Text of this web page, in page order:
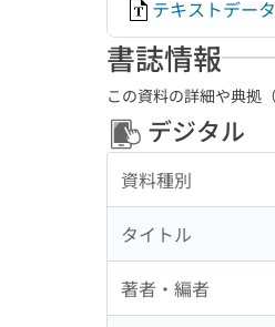
テキストデー
書誌情報
この資料の詳細や典拠
デジタル
資料種別
タイトル
著者・編者